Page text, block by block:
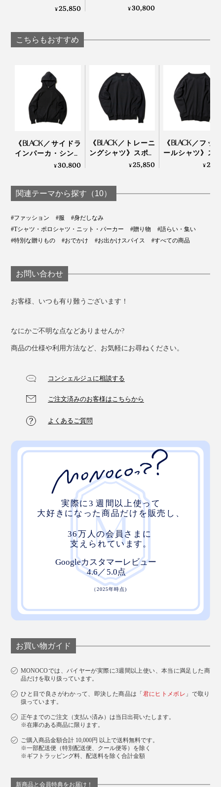
1937～1938 FALL & WINTER CATALOG
また、アイビーリーグの大学名や個人名が胸に印刷され
ていることから、スウェットが誕生し始めた頃は、ゆと
りのあるアイビーリーグの学生たちに支持されていたこ
このスウェットを着ていると、100年前のアイビーリー
グの学生になったような不思議な感覚に。
※モデル身長184cm（WHITE／Mサイズ着用）
あの頃に思いを馳せながら、時代を超えた一着に身を包
む高揚感を味わってみてはいかがでしょう。
ルディング社の名作
なスウェット｜A.G.
Spalding & Bros
¥25,850
シングル》ほかには
¥30,800
こちらもおすすめ
《BLACK／サイドラ
インパーカ・シング
ル》スポルディング
ク」をMade in Japan
で｜A.G. Spalding &
¥30,800
《BLACK／トレーニ
ングシャツ》スポル
ディング社の名作か
Made in Japanで｜
A.G. Spalding & Bros
¥25,850
《BLACK／フッ
ールシャツ》ス
ディング社の名
Made in Japan
¥
関連テーマから探す（10）
#ファッション #服
#身だしなみ
#Tシャツ・ポロシャツ・ニット・パーカー
#贈り物
#語らい・集い
#特別な贈りもの
#おでかけ #お出かけスパイス #すべての商品
お問い合わせ
お客様、いつも有り難うございます！
なにかご不明な点などありませんか?
商品の仕様や利用方法など、お気軽にお尋ねください。
コンシェルジュに相談する
ご注文済みのお客様はこちらから
よくあるご質問
お買い物ガイド
MONOCOでは、バイヤーが実際に3週間以上使い、本当に満足した商
品だけを取り扱っています。
ひと目で良さがわかって、即決した商品は「君にヒトメボレ 」で取り
扱っています。
正午までのご注文（支払い済み）は当日出荷いたします。
※在庫のある商品に限ります。
ご購入商品金額合計 10,000円 以上で送料無料です。
※一部配送便（特別配送便、クール便等）を除く
※ギフトラッピング料、配送料を除く合計金額
新商品と会員特典をお届け！